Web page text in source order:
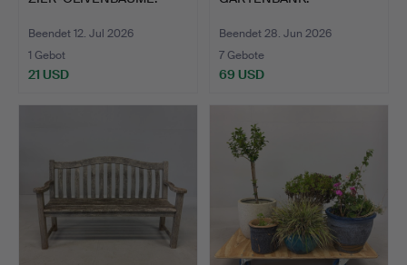
Beendet 12. Jul 2026
1 Gebot
21 USD
Beendet 28. Jun 2026
7 Gebote
69 USD